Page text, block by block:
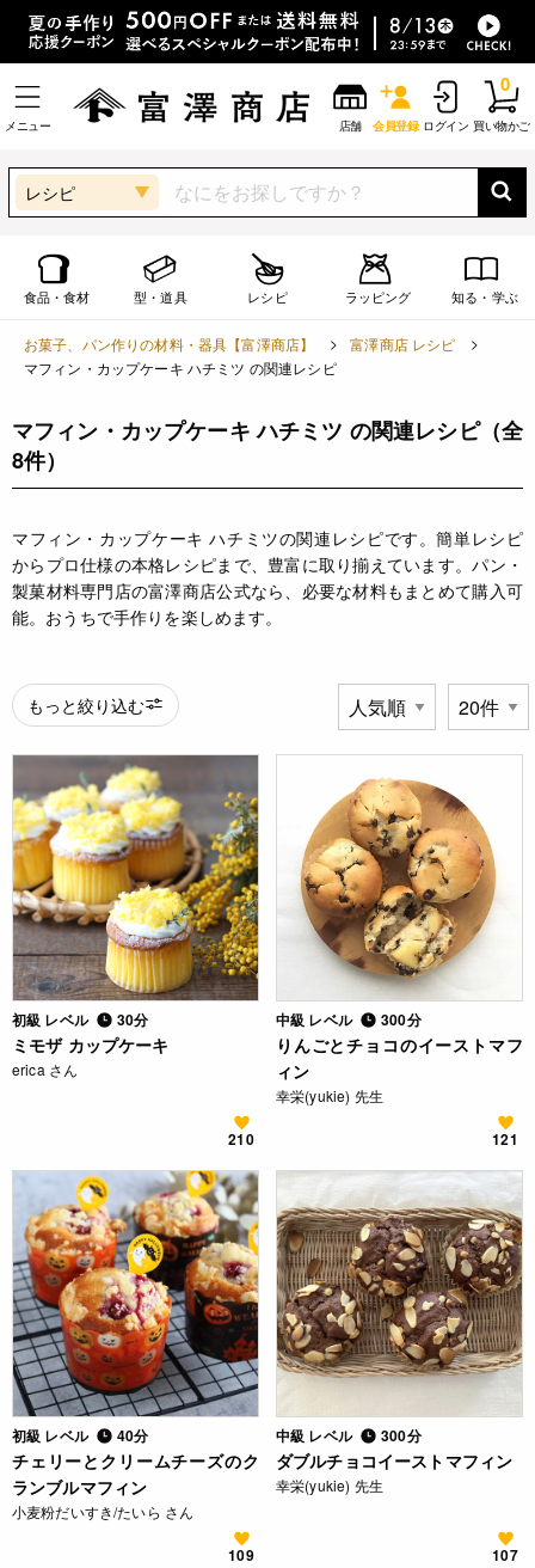
メニュー 店舗 会員登録 ログイン 買い物かご
0
レシピ
食品・食材 型・道具 レシピ ラッピング 知る・学ぶ
お菓子、パン作りの材料・器具【富澤商店】
富澤商店 レシピ
マフィン・カップケーキ ハチミツ の関連レシピ
マフィン・カップケーキ ハチミツ の関連レシピ（全
8件）
マフィン・カップケーキ ハチミツの関連レシピです。簡単レシピ
からプロ仕様の本格レシピまで、豊富に取り揃えています。パン・
製菓材料専門店の富澤商店公式なら、必要な材料もまとめて購入可
能。おうちで手作りを楽しめます。
もっと絞り込む
初級 レベル 30分
ミモザ カップケーキ
erica さん
210
中級 レベル 300分
りんごとチョコのイーストマフ
ィン
幸栄(yukie) 先生
121
初級 レベル 40分
チェリーとクリームチーズのク
ランブルマフィン
小麦粉だいすき/たいら さん
109
中級 レベル 300分
ダブルチョコイーストマフィン
幸栄(yukie) 先生
107